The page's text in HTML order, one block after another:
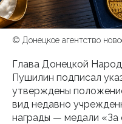
© Донецкое агентство
Глава Донецкой
Пушилин подписал
утверждены
вид недавно
награды — медали